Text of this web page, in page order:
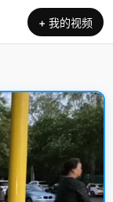
+ 我的视频